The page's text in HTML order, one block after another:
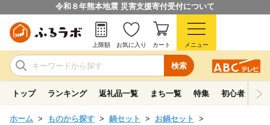
令和８年熊本地震 災害支援寄付受付について
検索
上限額 お気に入り カート メニュー
トップ ランキング 返礼品一覧 まち一覧 特集 初心者ガイド
ホーム ものから探す 鍋セット
お鍋セット